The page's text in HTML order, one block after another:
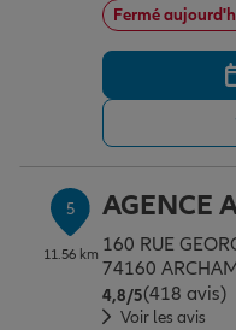
Fermé
5
11.56 km
AGENCE
160 RUE
74160
4,8/5Note de 4.8 sur 5
(418 avis)
Voir les avis